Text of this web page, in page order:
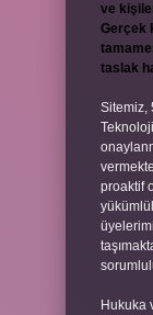
ve
Gerçek
taslak
Sitemiz,
proaktif
Hukuka